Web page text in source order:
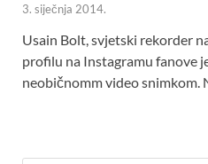
3. siječnja 2014.
Usain Bolt, svjetski rekorder
profilu na Instagramu fanove
neobičnomm video snimkom.